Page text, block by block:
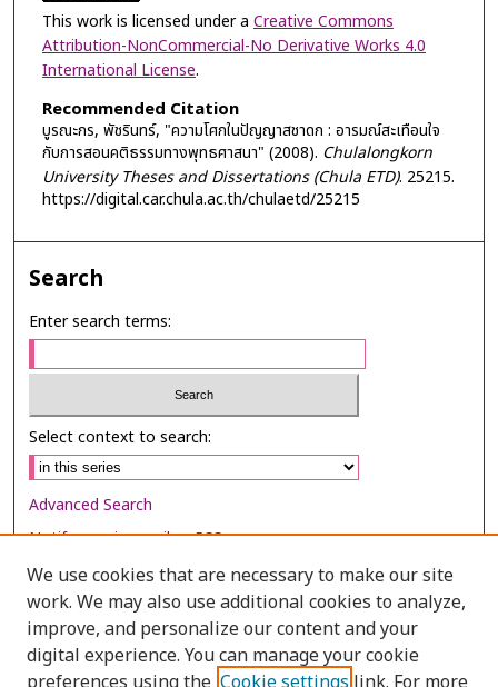
This work is licensed under a Creative Commons
Attribution-NonCommercial-No Derivative Works 4.0
International License.
Recommended Citation
บูรณะกร, พัชรินทร์, "ความโศกในปัญญาสชาดก : อารมณ์สะเทือนใจ
กับการสอนคติธรรมทางพุทธศาสนา" (2008). Chulalongkorn
University Theses and Dissertations (Chula ETD). 25215.
https://digital.car.chula.ac.th/chulaetd/25215
Search
Enter search terms:
Select context to search:
Advanced Search
Notify me via email orRSS
Browse
Collections
Disciplines
We use cookies that are necessary to make our site
work. We may also use additional cookies to analyze,
improve, and personalize our content and your
digital experience. You can manage your cookie